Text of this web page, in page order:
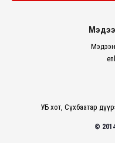
УБ хот, Сүхбаатар
©